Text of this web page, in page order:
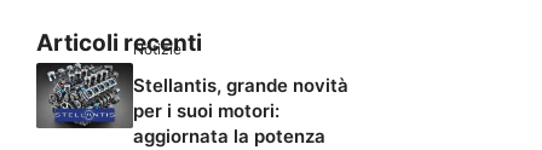
Articoli recenti
Notizie
Stellantis, grande novità
per i suoi motori:
aggiornata la potenza